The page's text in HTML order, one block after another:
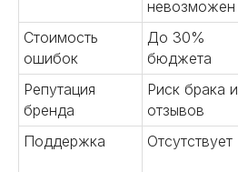
невозможен
Стоимость
ошибок
До 30%
бюджета
Репутация
бренда
Риск брака и
отзывов
Поддержка
Отсутствует
Контроль качества на всех
этапах
05